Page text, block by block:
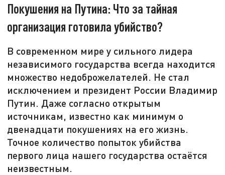
Покушения на Путина: Что за тайная
организация готовила убийство?
В современном мире у сильного лидера
независимого государства всегда находится
множество недоброжелателей. Не стал
исключением и президент России Владимир
Путин. Даже согласно открытым
источникам, известно как минимум о
двенадцати покушениях на его жизнь.
Точное количество попыток убийства
первого лица нашего государства остаётся
неизвестным.